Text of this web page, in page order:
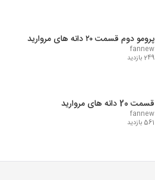
پرومو دوم قسمت ۲۰ دانه های مروارید
fannew
249 بازدید
قسمت 20 دانه های مروارید
fannew
561 بازدید